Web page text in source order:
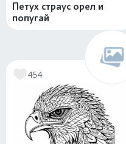
Петух страус орел и
попугай
454